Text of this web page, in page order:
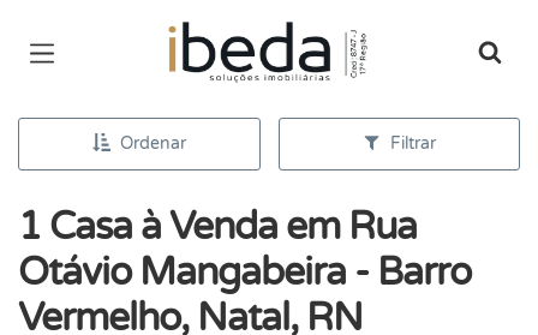
Página inicial
Ordenar Filtrar
1 Casa à Venda em Rua
Otávio Mangabeira - Barro
Vermelho, Natal, RN